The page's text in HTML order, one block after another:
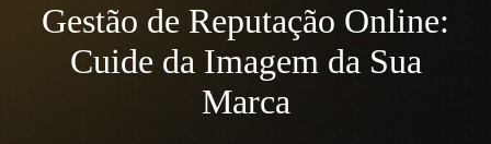
Gestão de Reputação Online:
Cuide da Imagem da Sua
Marca